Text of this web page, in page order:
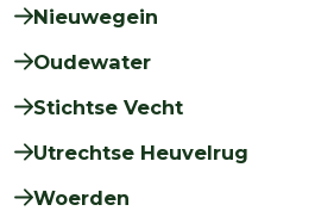
Nieuwegein
Oudewater
Stichtse Vecht
Utrechtse Heuvelrug
Woerden